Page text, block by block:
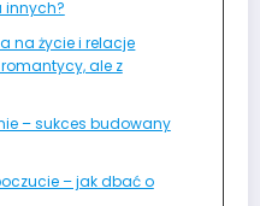
innych?
na życie i relacje
romantycy, ale z
– sukces budowany
– jak dbać o